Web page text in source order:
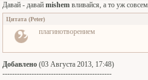
Давай - давай mishem вливайся, а то уж
Цитата (Peter)
плагинотворением
Добавлено (03 Августа 2013, 17:48)
---------------------------------------------